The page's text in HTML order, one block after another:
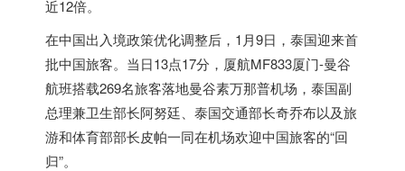
近12倍。
在中国出入境政策优化调整后，1月9日， 泰国迎来首
批中国旅客。当日13点17分，厦航MF833厦门-曼谷
航班搭载269名旅客落地曼谷素万那普机场， 泰国副
总理兼卫生部长阿努廷、 泰国交通部长奇乔布以及旅
游和体育部部长皮帕一同在机场欢迎中国旅客的“回
归”。